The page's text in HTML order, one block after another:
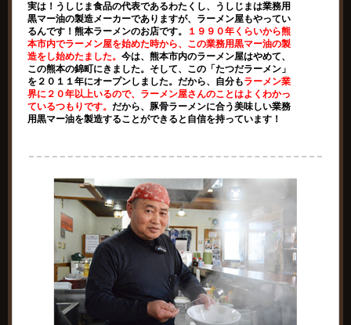
実は！うしじま食品の代表であるわたくし、うしじまは業務用
黒マー油の製造メーカーでありますが、ラーメン屋もやってい
るんです！熊本ラーメンのお店です。
１９９０年くらいから熊
本市内でラーメン屋を始めた時から、この業務用黒マー油の製
造をし始めたました。 今は、熊本市内のラーメン屋はやめて、
この熊本の錦町にきました。そして、この「たつだラーメン」
を２０１１年にオープンしました。だから、自分もラーメン業
界に２０年以上いるので、ラーメン屋さんのことはよくわかっ
ているつもりです。 だから、豚骨ラーメンに合う美味しい業務
用黒マー油を製造することができると自信を持っています！